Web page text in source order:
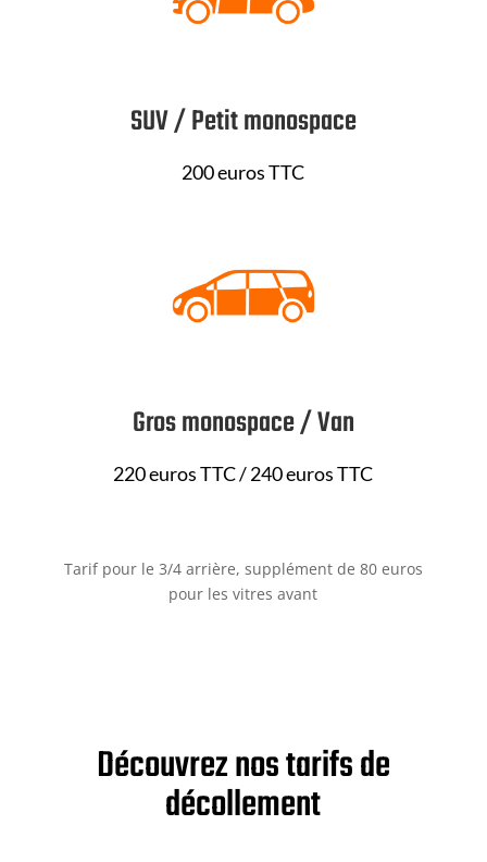
SUV / Petit monospace
200 euros TTC
Gros monospace / Van
220 euros TTC / 240 euros TTC
Tarif pour le 3/4 arrière, supplément de 80 euros
pour les vitres avant
Découvrez nos tarifs de
décollement